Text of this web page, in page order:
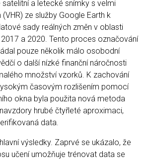
a letecké snímky s velmi
ze služby Google Earth k
sady reálných změn v oblasti
a 2020. Tento proces označování
pouze několik málo osobodní
o další nízké finanční náročnosti
množství vzorků. K zachování
časovým rozlišením pomocí
okna byla použita nová metoda
hrubé čtyřleté aproximaci,
data.
výsledky. Zaprvé se ukázalo, že
učení umožňuje trénovat data se